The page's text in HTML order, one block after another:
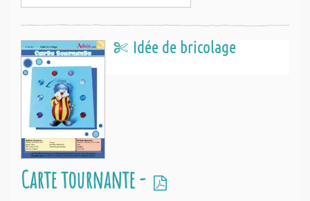
Idée de bricolage
Carte tournante -